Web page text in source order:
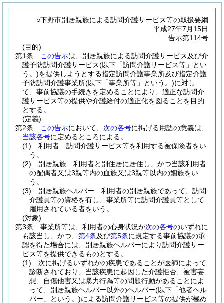
○下野市別居親族による訪問介護サービス等の取扱要綱
平成27年7月15日
告示第114号
(目的)
第1条
この告示は、別居親族による訪問介護サービス及び介
護予防訪問介護サービス(以下「訪問介護サービス等」とい
う。)を提供しようとする指定訪問介護事業所及び指定介護
予防訪問介護事業所(以下「事業所等」という。)に対し
て、事前協議の手続きを定めることにより、適正な訪問介
護サービス等の提供や介護給付の適正化を図ることを目的
とする。
(定義)
第2条
この告示において、 次の各号に掲げる用語の意義は、
当該各号に定めるところによる。
(1)
利用者 訪問介護サービス等を利用する被保険者をい
う。
(2)
別居親族 利用者と別住居に居住し、かつ当該利用者
の配偶者又は3親等内の血族又は3親等以内の姻族をい
う。
(3)
別居親族ヘルパー 利用者の別居親族であって、訪問
介護員等の資格を有し、事業所等に訪問介護員等として
雇用されている者をいう。
(対象)
第3条
事業所等は、利用者の心身状況が次の各号のいずれに
も該当し、かつ、 第4条及び第5条に規定する事前協議の承
認を得た場合には、別居親族ヘルパーにより訪問介護サー
ビス等を提供できるものとする。
(1)
次に掲げるいずれかの疾患であることが医師によって
診断されており、当該疾患に起因した介護拒否、被害妄
想、自傷他害又は暴力行為等の問題行動があることによ
って、別居親族ヘルパー以外のヘルパー(以下「他者ヘル
パー」という。)による訪問介護サービス等の提供が極め